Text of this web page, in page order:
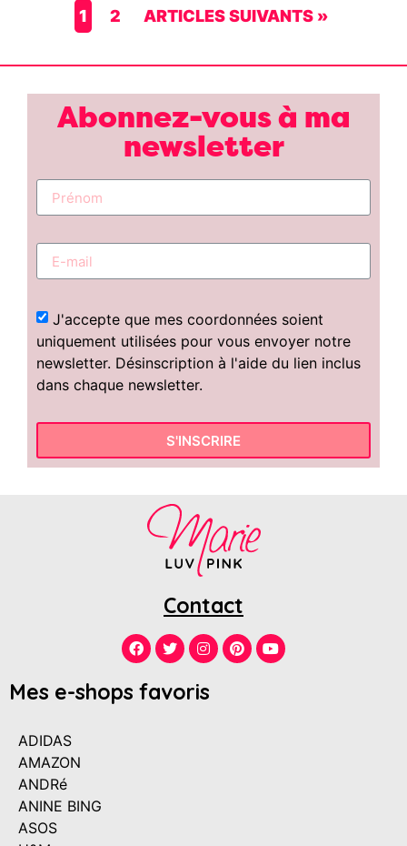
1 2 ARTICLES SUIVANTS »
Abonnez-vous à ma
newsletter
J'accepte que mes coordonnées soient
uniquement utilisées pour vous envoyer notre
newsletter. Désinscription à l'aide du lien inclus
dans chaque newsletter.
S'INSCRIRE
Contact
Mes e-shops favoris
ADIDAS
AMAZON
ANDRé
ANINE BING
ASOS